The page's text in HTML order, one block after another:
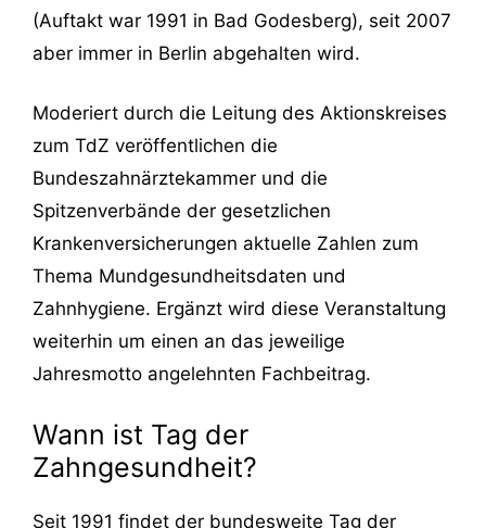
(Auftakt war 1991 in Bad Godesberg), seit 2007
aber immer in Berlin abgehalten wird.
Moderiert durch die Leitung des Aktionskreises
zum TdZ veröffentlichen die
Bundeszahnärztekammer und die
Spitzenverbände der gesetzlichen
Krankenversicherungen aktuelle Zahlen zum
Thema Mundgesundheitsdaten und
Zahnhygiene. Ergänzt wird diese Veranstaltung
weiterhin um einen an das jeweilige
Jahresmotto angelehnten Fachbeitrag.
Wann ist Tag der
Zahngesundheit?
Seit 1991 findet der bundesweite Tag der